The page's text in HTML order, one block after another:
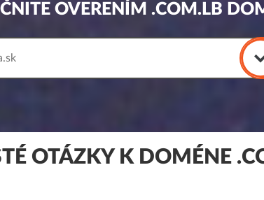
OVERENÍM .COM.LB
OTÁZKY K DOMÉNE